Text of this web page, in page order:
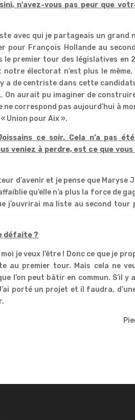
n’avez-vous pas peur que
avec qui je partageais un grand
pour François Hollande au
premier tour des législatives en
électorat n’est plus le
a de centriste dans cette
aurait pu imaginer de
ne correspond pas aujourd’hui à
Union pour Aix ».
ce soir. Cela n’a pas
veniez à perdre, est ce que
d’avenir et je pense que Maryse
qu’elle n’a plus la force de
j’ouvrirai ma liste au second tour
défaite ?
je veux l’être ! Donc ce que je
au premier tour. Mais cela ne
l’on peut bâtir en commun. S’il y
porté un projet et il faudra,